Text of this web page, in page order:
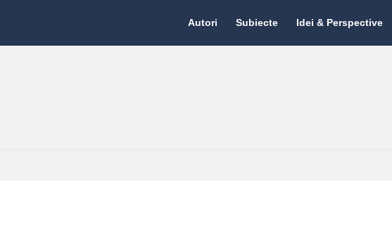
Citate.ro
Autori Subiecte Idei & Perspective